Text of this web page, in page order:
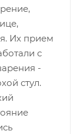
Их прием
с
-
стул.